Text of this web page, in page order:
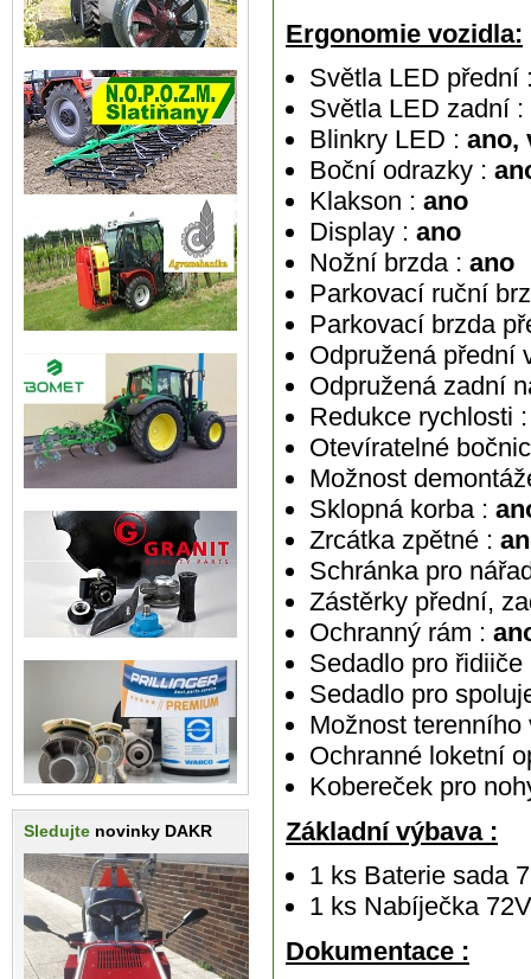
Sledujte novinky DAKR
Ergonomie vozidla:
Světla LED přední
Světla LED zadní :
Blinkry LED :ano,
Boční odrazky :
Klakson : ano
Display : ano
Nožní brzda : ano
Parkovací ruční
Parkovací brzda
Odpružená přední
Odpružená zadní
Redukce rychlosti :
Otevíratelné
Možnost
Sklopná korba :
Zrcátka zpětné :
Schránka pro
Zástěrky přední,
Ochranný rám :
Sedadlo pro
Sedadlo pro
Možnost
Ochranné loketní
Kobereček pro
Základní výbava :
1 ks Baterie sada
1 ks Nabíječka
Dokumentace :